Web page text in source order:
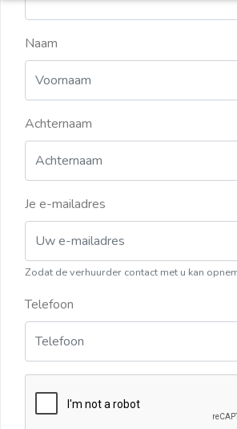
Naam
Achternaam
Je e-mailadres
Zodat de verhuurder contact met u kan
Telefoon